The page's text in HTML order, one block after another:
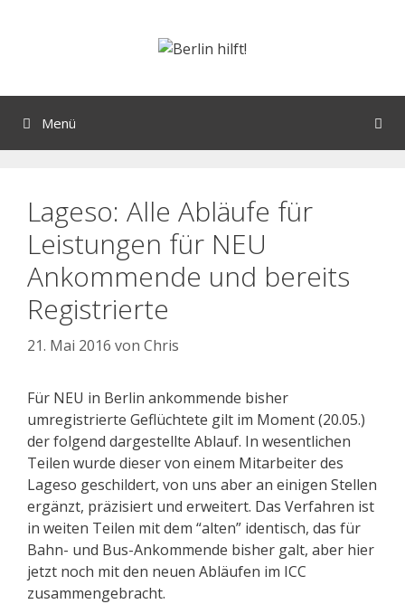
Menü
Lageso: Alle Abläufe für
Leistungen für NEU
Ankommende und bereits
Registrierte
21. Mai 2016 von Chris
Für NEU in Berlin ankommende bisher
umregistrierte Geflüchtete gilt im Moment (20.05.)
der folgend dargestellte Ablauf. In wesentlichen
Teilen wurde dieser von einem Mitarbeiter des
Lageso geschildert, von uns aber an einigen Stellen
ergänzt, präzisiert und erweitert. Das Verfahren ist
in weiten Teilen mit dem “alten” identisch, das für
Bahn- und Bus-Ankommende bisher galt, aber hier
jetzt noch mit den neuen Abläufen im ICC
zusammengebracht.